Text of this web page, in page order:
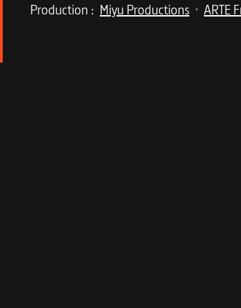
Production : Miyu Productions • ARTE